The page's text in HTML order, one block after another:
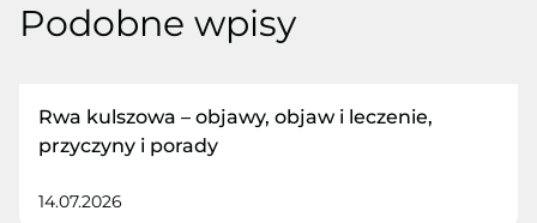
Podobne wpisy
Rwa kulszowa – objawy, objaw i leczenie,
przyczyny i porady
14.07.2026